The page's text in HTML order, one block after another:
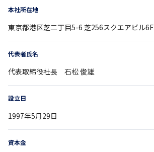
本社所在地
東京都港区芝二丁目5-6 芝256スクエアビル6F
代表者氏名
代表取締役社長 石松 俊雄
設立日
1997年5月29日
資本金